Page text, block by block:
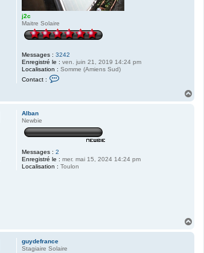
j2c
Maitre Solaire
Messages : 3242
Enregistré le : ven. juin 21, 2019 14:24 pm
Localisation : Somme (Amiens Sud)
Contact :
e
r
Alban
Newbie
Messages : 2
Enregistré le : mer. mai 15, 2024 14:24 pm
Localisation : Toulon
guydefrance
Stagiaire Solaire